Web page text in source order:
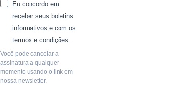
Eu concordo em
receber seus boletins
informativos e com os
termos e condições.
Você pode cancelar a
assinatura a qualquer
momento usando o link em
nossa newsletter.